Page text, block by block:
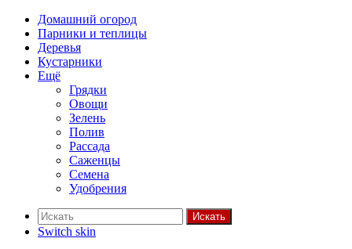
Домашний огород
Парники и теплицы
Деревья
Кустарники
Ещё
Грядки
Овощи
Зелень
Полив
Рассада
Саженцы
Семена
Удобрения
Искать
Switch skin